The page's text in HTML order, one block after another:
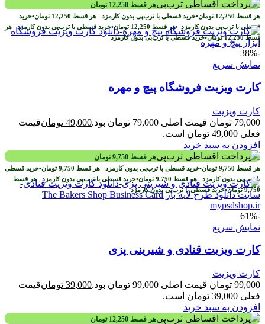
هر قسط 12,250 تومان
هر قسط 12,250 تومان•خرید قسطی با ترب‌پی بدون کارمزد هر قسط 12,250 تومان•خرید
قسطی با ترب‌پی بدون کارمزدهر قسط 12,250 تومان•خرید قسطی با ترب‌پی بدون کارمزد هر
قسط12,250 تومان•خرید قسطی با ترب‌پی بدون کارمزد
-38%
نمایش سریع
کارت ویزیت فروشگاه پیچ و مهره
کارت ویزیت
79,000 تومان قیمت اصلی 79,000 تومان بود. 49,000 تومانقیمت
فعلی 49,000 تومان است.
افزودن به سبد خرید
هر قسط 9,750 تومان
هر قسط 9,750 تومان•خرید قسطی با ترب‌پی بدون کارمزد هر قسط 9,750 تومان•خرید قسطی
با ترب‌پی بدون کارمزدهر قسط 9,750 تومان•خرید قسطی با ترب‌پی بدون کارمزد هر قسط
9,750 تومان•خرید قسطی با ترب‌پی بدون کارمزد
-61%
نمایش سریع
کارت ویزیت قنادی و شیرینی پزی
کارت ویزیت
99,000 تومان قیمت اصلی 99,000 تومان بود. 39,000 تومانقیمت
فعلی 39,000 تومان است.
افزودن به سبد خرید
هر قسط 12,250 تومان